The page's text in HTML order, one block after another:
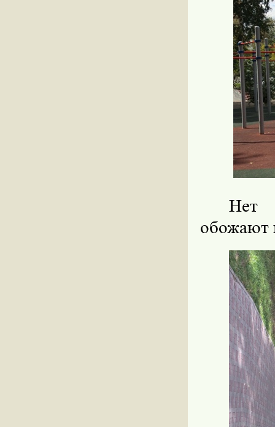
Нет
обожают